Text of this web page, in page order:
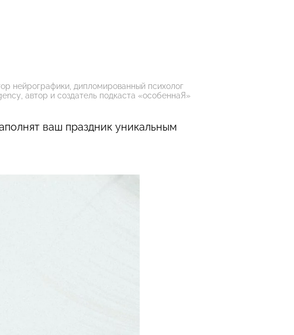
нейрографики, дипломированный психолог
автор и создатель подкаста «особеннаЯ»
ваш праздник уникальным